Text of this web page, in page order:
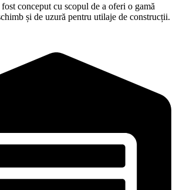
conceput cu scopul de a oferi o gamă
și de uzură pentru utilaje de construcții.